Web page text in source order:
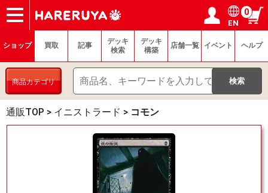
ショップ
買取
記事
デッキ検索
デッキ構築
選手一覧
店舗一覧
イベント
ヘルプ
お問い合わせ ログイン／会員登録
マイページ
EN
0
ショップ 買取 記事
デッキ
検索
デッキ
構築
店舗一覧 イベント ヘルプ
商品カテゴリ
通販TOP > イニストラード > コモン